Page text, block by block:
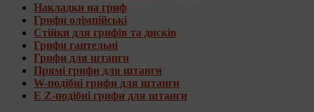
Накладки на гриф
Грифи олімпійські
Стійки для грифів та дисків
Грифи гантельні
Грифи для штанги
Прямі грифи для штанги
W-подібні грифи для штанги
E Z-подібні грифи для штанги